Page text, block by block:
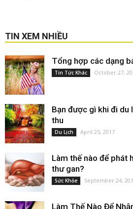
TIN XEM NHIỀU
Tổng hợp các dạng
Tin Tức Khác October 27,
Bạn được gì khi đi du
thu
Du Lịch April 25, 2017
Làm thế nào để phát
thư gan?
Sức Khỏe September 24,
Làm Thế Nào Để